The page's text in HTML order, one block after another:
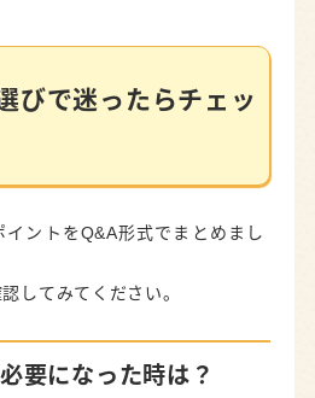
びで迷ったらチェッ
イントをQ&A形式でまとめまし
してみてください。
要になった時は？